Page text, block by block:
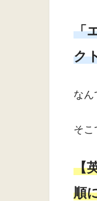
「
ク
なん
そこ
【
順